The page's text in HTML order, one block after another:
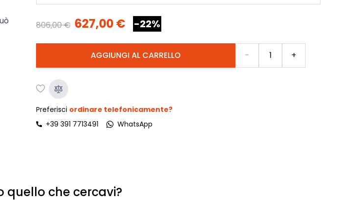
806,00 € 627,00 € -22%
AGGIUNGI AL CARRELLO - +
Preferisci ordinare telefonicamente?
+39 391 7713491
WhatsApp
quello che cercavi?